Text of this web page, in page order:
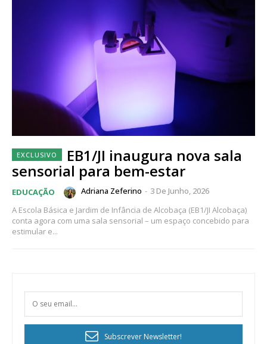
EB1/JI inaugura nova sala
sensorial para bem-estar
EDUCAÇÃO Adriana Zeferino - 3 De Junho, 2026
A Escola Básica e Jardim de Infância de Alcobaça (EB1/JI Alcobaça)
conta agora com uma sala sensorial – um espaço concebido para
estimular e...
Subscrever Newsletter!